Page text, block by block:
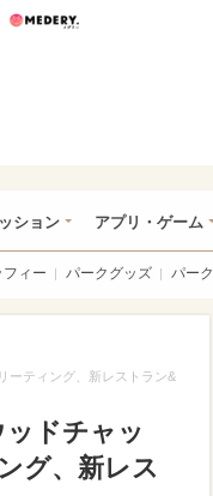
うまい肉
ション アプリ・ゲーム
フィー パークグッズ パー
ーティング、新レストラン&
ッドチャッ
グ、新レス